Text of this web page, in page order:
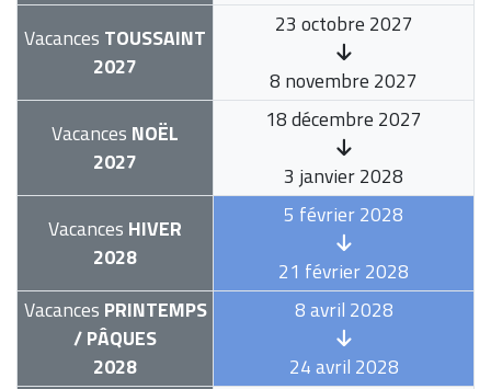
Vacances TOUSSAINT
2027
23 octobre 2027
8 novembre 2027
Vacances NOËL
2027
18 décembre 2027
3 janvier 2028
Vacances HIVER
2028
5 février 2028
21 février 2028
Vacances PRINTEMPS
/ PÂQUES
2028
8 avril 2028
24 avril 2028